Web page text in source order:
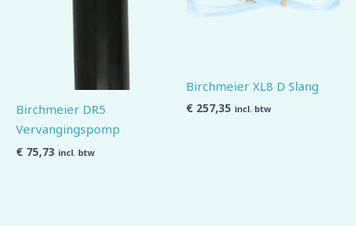
Birchmeier DR5
Vervangingspomp
€ 75,73 incl. btw
Birchmeier XL8 D Slang
€ 257,35 incl. btw